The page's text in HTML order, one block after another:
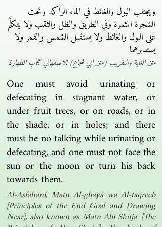
ويجتنب البول والغائط في الماء الراكد وتحت
الشجرة المثمرة وفي الطريق والظل والثقب ولا يتكلَّم
على البول والغائط ولا يستقبل الشمس والقمر ولا
يستدبرهما
متن الغاية والتقريب (متن ابي شجاع) للاصفهاني كتاب الطهارة
One must avoid urinating or
defecating in stagnant water, or
under fruit trees, or on roads, or in
the shade, or in holes; and there
must be no talking while urinating or
defecating, and one must not face the
sun or the moon or turn his back
towards them.
Al-Asfahani, Matn Al-ghaya wa Al-taqreeb
[Principles of the End Goal and Drawing
Near], also known as Matn Abi Shuja’ [The